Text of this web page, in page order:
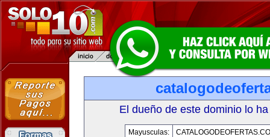
El dueño de este dominio lo
Mayusculas: